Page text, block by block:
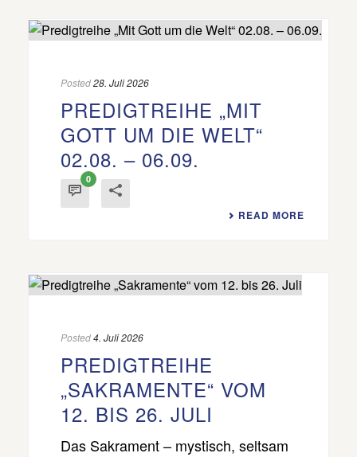
Posted28. Juli 2026
PREDIGTREIHE „MIT
GOTT UM DIE WELT“
02.08. – 06.09.
0
READ MORE
Posted4. Juli 2026
PREDIGTREIHE
„SAKRAMENTE“ VOM
12. BIS 26. JULI
Das Sakrament – mystisch, seltsam